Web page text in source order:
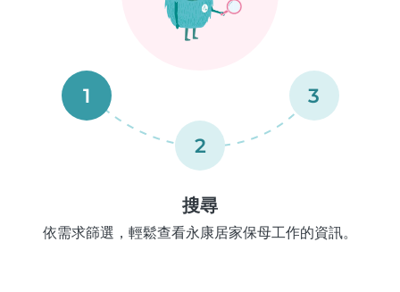
1
2
3
搜尋
依需求篩選，輕鬆查看永康居家保母工作的資訊。